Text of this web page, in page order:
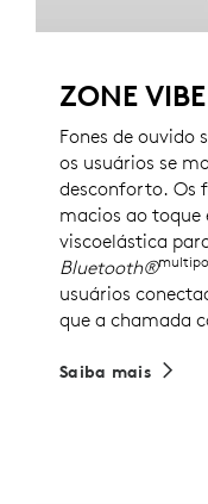
ZONE
Fones de ouvido
os usuários se
desconforto. Os
macios ao toque
viscoelástica
Bluetooth®
usuários
que a chamada
Saiba mais